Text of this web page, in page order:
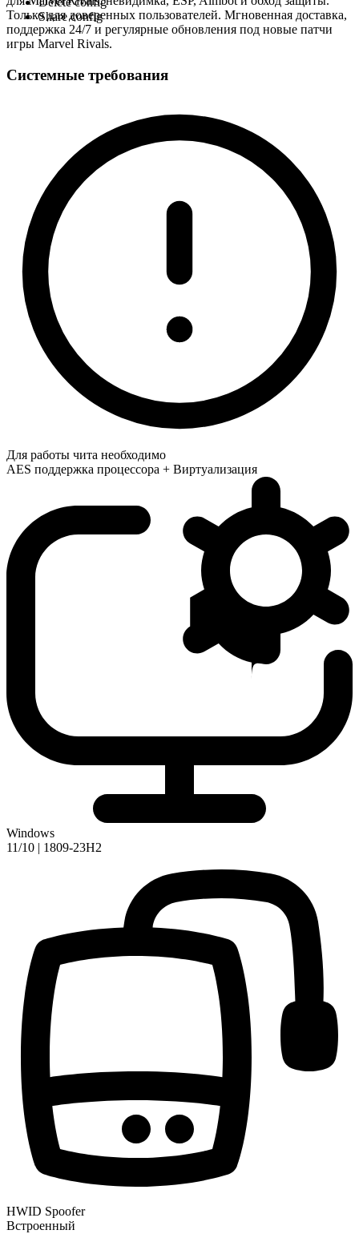
Share config
Только для доверенных пользователей. Мгновенная доставка,
поддержка 24/7 и регулярные обновления под новые патчи
игры Marvel Rivals.
Системные требования
Для работы чита необходимо
AES поддержка процессора + Виртуализация
Windows
11/10 | 1809-23H2
HWID Spoofer
Встроенный